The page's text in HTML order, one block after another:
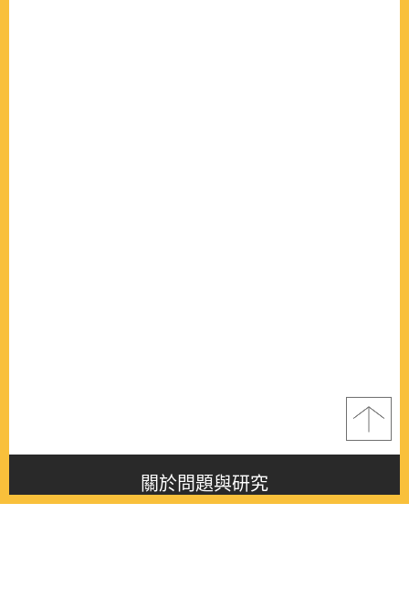
關於問題與研究
About this journal